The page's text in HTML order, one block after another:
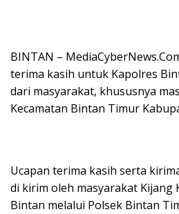
BINTAN –
terima kasih untuk Kapolres
dari masyarakat, khususnya
Kecamatan Bintan Timur
Ucapan terima kasih serta
di kirim oleh masyarakat Kijang
Bintan melalui Polsek Bintan